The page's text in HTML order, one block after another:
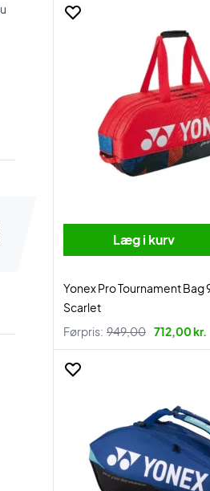
Læg i kurv
Yonex Pro Tournament Bag
Scarlet
Førpris: 949,00 712,00 kr.